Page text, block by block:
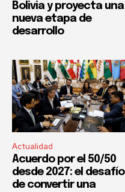
Bolivia y proyecta una
nueva etapa de
desarrollo
Actualidad
Acuerdo por el 50/50
desde 2027: el desafío
de convertir una